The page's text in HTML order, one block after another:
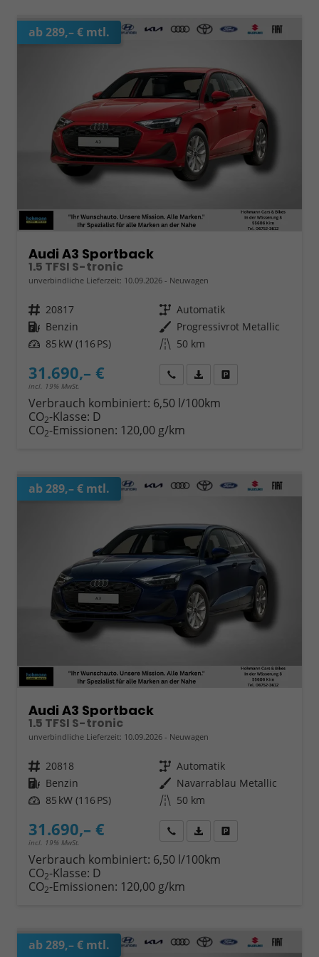
ab 289,– € mtl.
Audi A3 Sportback
1.5 TFSI S-tronic
unverbindliche Lieferzeit: 10.09.2026 Neuwagen
Fahrzeugnr. 20817 Getriebe Automatik
Kraftstoff Benzin Außenfarbe Progressivrot Metallic
Leistung 85 kW (116 PS) Kilometerstand 50 km
31.690,– €
incl. 19% MwSt.
Wir rufen Sie anFahrzeugexposé (PDF)
Verbrauch kombiniert: 6,50 l/100km
CO2-Klasse: D
CO2-Emissionen: 120,00 g/km
ab 289,– € mtl.
Audi A3 Sportback
1.5 TFSI S-tronic
unverbindliche Lieferzeit: 10.09.2026 Neuwagen
Fahrzeugnr. 20818 Getriebe Automatik
Kraftstoff Benzin Außenfarbe Navarrablau Metallic
Leistung 85 kW (116 PS) Kilometerstand 50 km
31.690,– €
incl. 19% MwSt.
Wir rufen Sie anFahrzeugexposé (PDF)
Verbrauch kombiniert: 6,50 l/100km
CO2-Klasse: D
CO2-Emissionen: 120,00 g/km
ab 289,– € mtl.